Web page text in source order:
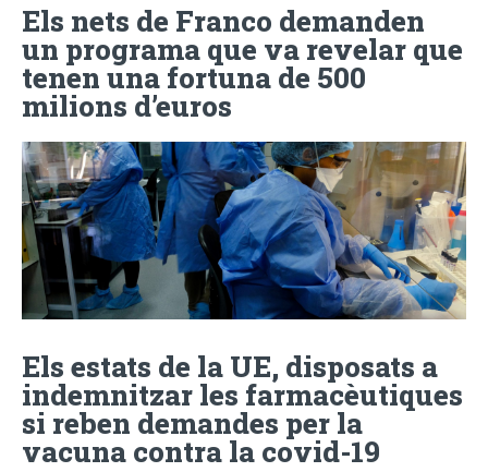
Els nets de Franco demanden
un programa que va revelar que
tenen una fortuna de 500
milions d’euros
Els estats de la UE, disposats a
indemnitzar les farmacèutiques
si reben demandes per la
vacuna contra la covid-19